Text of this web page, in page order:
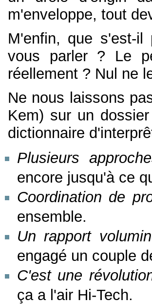
m'enveloppe, tout
M'enfin, que s'est-
vous parler ? Le
réellement ? Nul ne
Ne nous laissons
Kem) sur un
dictionnaire
Plusieurs
encore jusqu'à ce
Coordination de
ensemble.
Un rapport
engagé un couple
C'est une
ça a l'air Hi-Tech.